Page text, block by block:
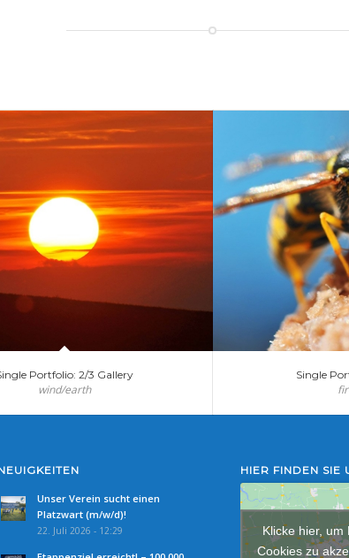
Portfolio: 2/3 Gallery
wind/earth
Single
Unser Verein sucht einen
Platzwart (m/w/d)!
22. Juli 2026 - 12:29
HIER FINDEN SIE
Klicke hier, um
Cookies zu